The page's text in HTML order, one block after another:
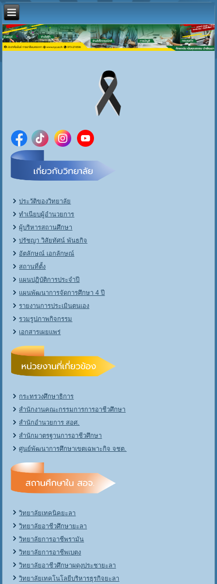
ประวัติของวิทยาลัย
ทำเนียบผู้อำนวยการ
ผู้บริหารสถานศึกษา
ปรัชญา วิสัยทัศน์ พันธกิจ
อัตลักษณ์ เอกลักษณ์
สถานที่ตั้ง
แผนปฏิบัติการประจำปี
แผนพัฒนาการจัดการศึกษา 4 ปี
รายงานการประเมินตนเอง
รวมรูปภาพกิจกรรม
เอกสารเผยแพร่
กระทรวงศึกษาธิการ
สำนักงานคณะกรรมการการอาชีวศึกษา
สำนักอำนวยการ สอศ.
สำนักมาตรฐานการอาชีวศึกษา
ศูนย์พัฒนาการศึกษาเขตเฉพาะกิจ จชต.
วิทยาลัยเทคนิคยะลา
วิทยาลัยอาชีวศึกษายะลา
วิทยาลัยการอาชีพรามัน
วิทยาลัยการอาชีพเบตง
วิทยาลัยอาชีวศึกษาผดุงประชายะลา
วิทยาลัยเทคโนโลยีบริหารธุรกิจยะลา